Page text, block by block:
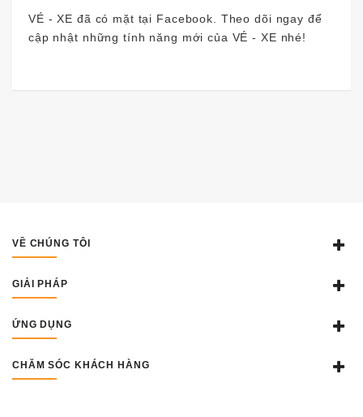
VÉ - XE đã có mặt tại Facebook. Theo dõi ngay để
cập nhật những tính năng mới của VÉ - XE nhé!
VỀ CHÚNG TÔI
GIẢI PHÁP
ỨNG DỤNG
CHĂM SÓC KHÁCH HÀNG